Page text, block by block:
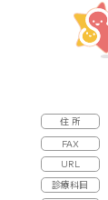
住 所
FAX
URL
診療科目